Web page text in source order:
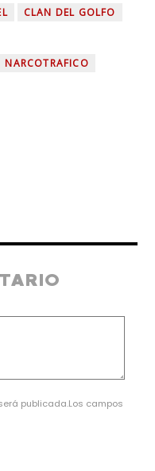
CLAN DEL GOLFO
NARCOTRAFICO
publicada.Los campos